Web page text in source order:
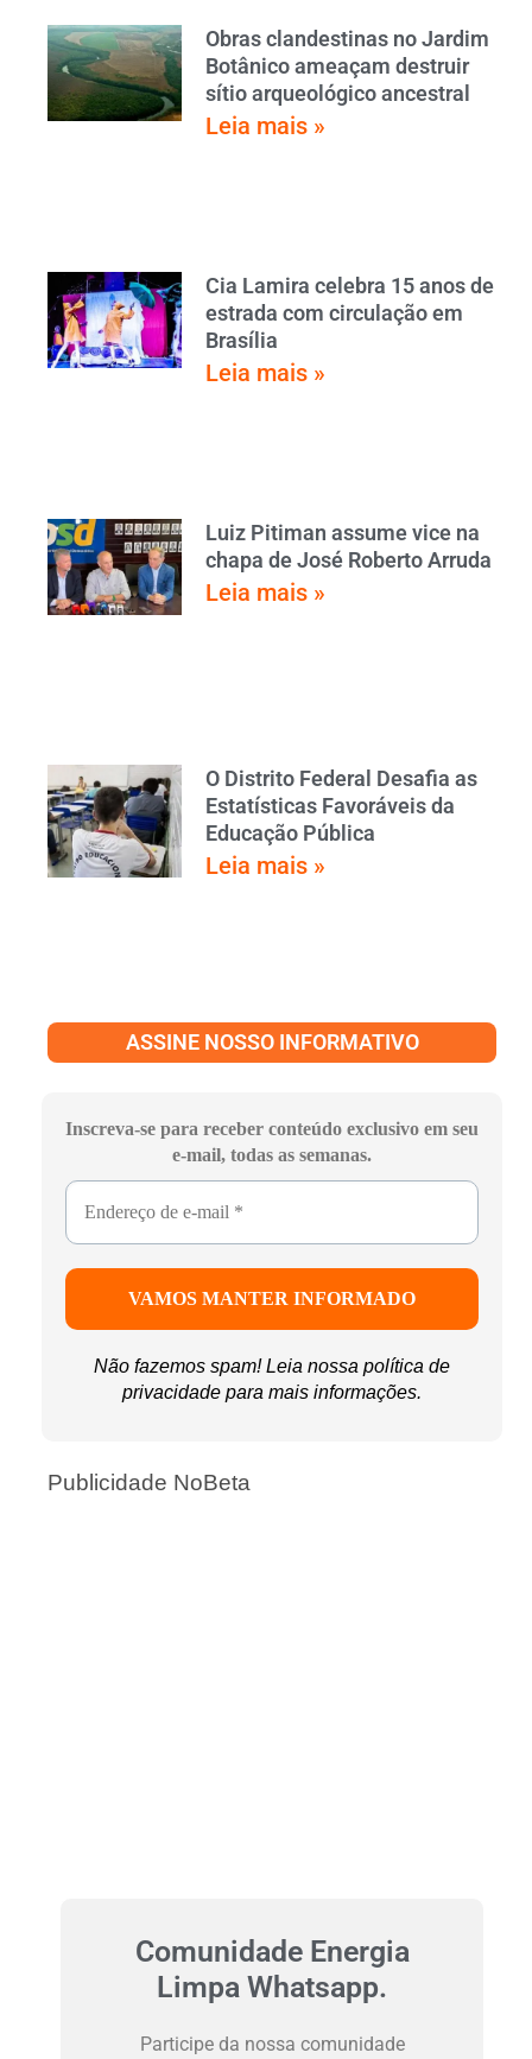
Obras clandestinas no Jardim
Botânico ameaçam destruir
sítio arqueológico ancestral
Leia mais »
Cia Lamira celebra 15 anos de
estrada com circulação em
Brasília
Leia mais »
Luiz Pitiman assume vice na
chapa de José Roberto Arruda
Leia mais »
O Distrito Federal Desafia as
Estatísticas Favoráveis da
Educação Pública
Leia mais »
ASSINE NOSSO INFORMATIVO
Inscreva-se para receber conteúdo exclusivo em seu
e-mail, todas as semanas.
Não fazemos spam! Leia nossa política de
privacidade para mais informações.
Publicidade NoBeta
Comunidade Energia
Limpa Whatsapp.
Participe da nossa comunidade